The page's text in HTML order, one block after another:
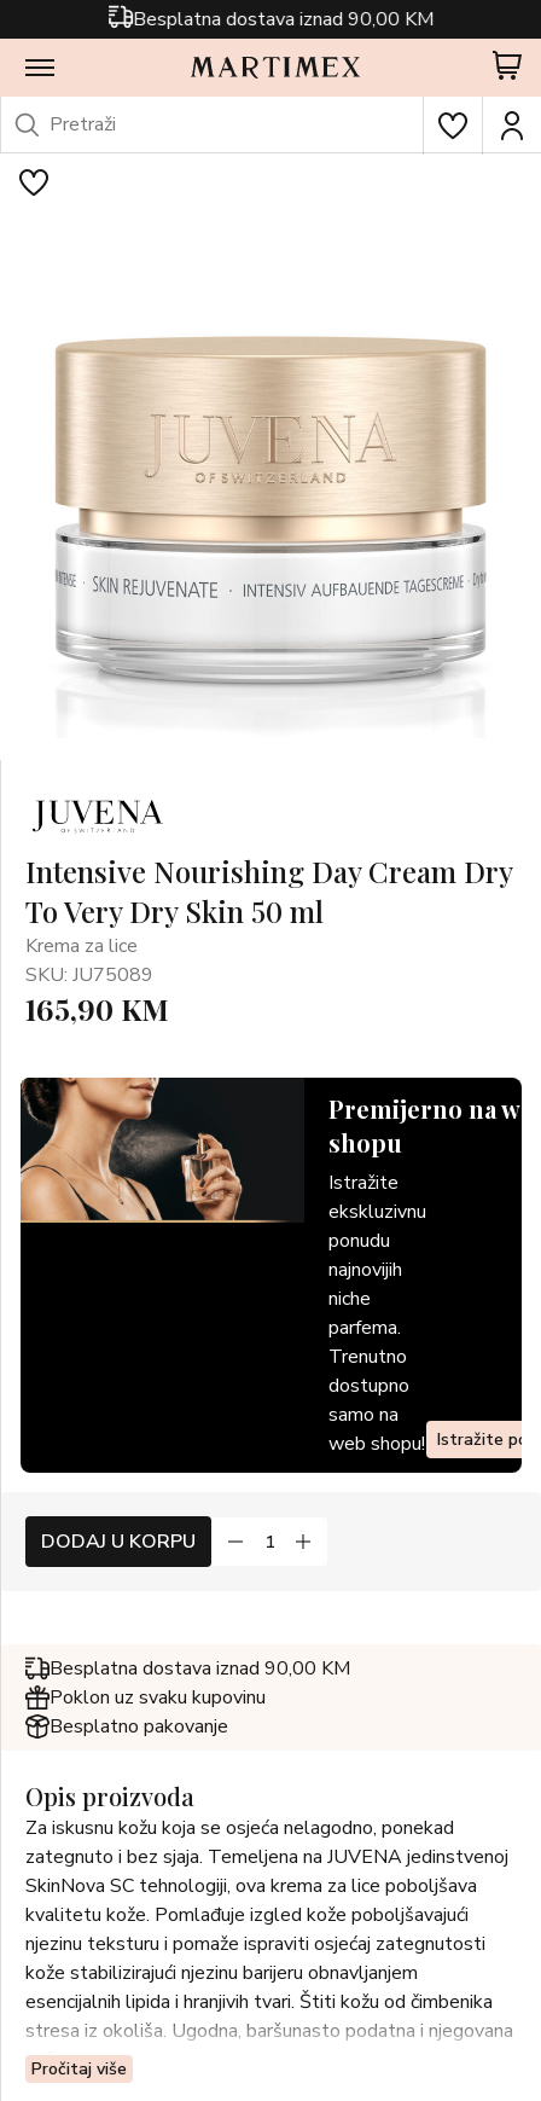
Besplatna dostava iznad 90,00 KM
Intensive Nourishing Day Cream Dry
To Very Dry Skin 50 ml
Krema za lice
SKU: JU75089
165,90 KM
Premijerno na
shopu
Istražite
ekskluzivnu
ponudu
najnovijih
niche
parfema.
Trenutno
dostupno
samo na
web shopu! Istražite
DODAJ U KORPU
Besplatna dostava iznad 90,00 KM
Poklon uz svaku kupovinu
Besplatno pakovanje
Opis proizvoda
Za iskusnu kožu koja se osjeća nelagodno, ponekad
zategnuto i bez sjaja. Temeljena na JUVENA jedinstvenoj
SkinNova SC tehnologiji, ova krema za lice poboljšava
kvalitetu kože. Pomlađuje izgled kože poboljšavajući
njezinu teksturu i pomaže ispraviti osjećaj zategnutosti
kože stabilizirajući njezinu barijeru obnavljanjem
esencijalnih lipida i hranjivih tvari. Štiti kožu od čimbenika
stresa iz okoliša. Ugodna, baršunasto podatna i njegovana
koža.
Pročitaj više